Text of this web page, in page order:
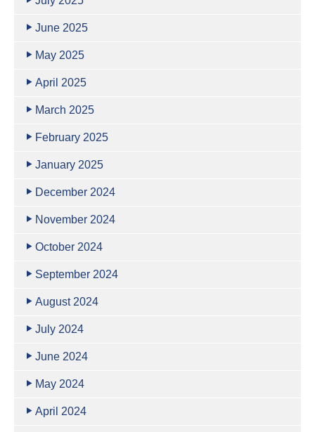
June 2025
May 2025
April 2025
March 2025
February 2025
January 2025
December 2024
November 2024
October 2024
September 2024
August 2024
July 2024
June 2024
May 2024
April 2024